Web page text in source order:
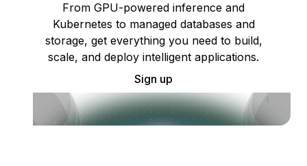
From GPU-powered inference and
Kubernetes to managed databases and
storage, get everything you need to build,
scale, and deploy intelligent applications.
Sign up